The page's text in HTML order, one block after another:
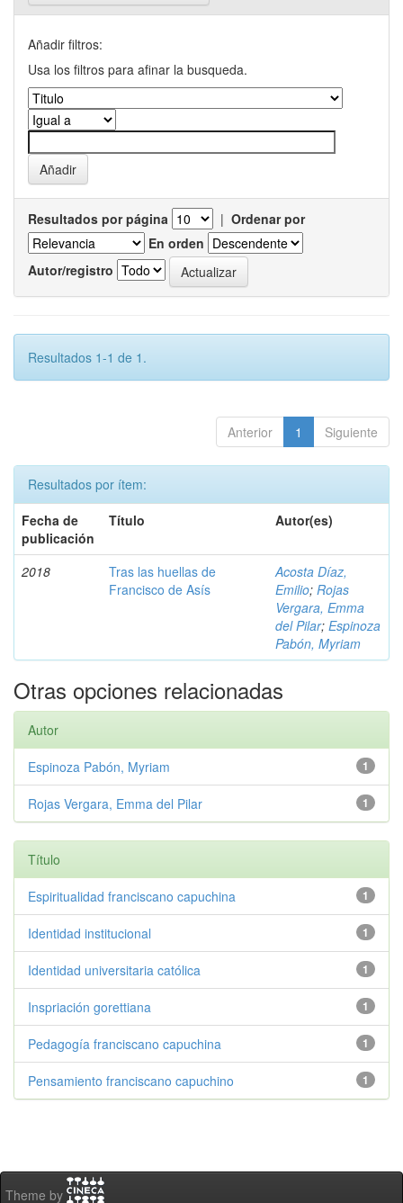
Añadir filtros:
Usa los filtros para afinar la busqueda.
Resultados por página | Ordenar por
En orden
Autor/registro
Resultados 1-1 de 1.
Anterior 1 Siguiente
Resultados por ítem:
Fecha de
publicación
Título Autor(es)
2018
Tras las huellas de
Francisco de Asís
Acosta Díaz,
Emilio; Rojas
Vergara, Emma
del Pilar; Espinoza
Pabón, Myriam
Otras opciones relacionadas
Autor
1
Espinoza Pabón, Myriam
1
Rojas Vergara, Emma del Pilar
Título
1
Espiritualidad franciscano capuchina
1
Identidad institucional
1
Identidad universitaria católica
1
Inspriación gorettiana
1
Pedagogía franciscano capuchina
1
Pensamiento franciscano capuchino
Theme by